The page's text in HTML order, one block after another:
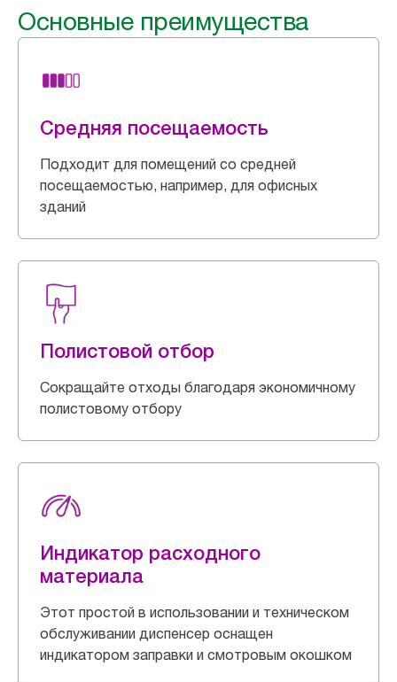
Основные преимущества
Средняя посещаемость
Подходит для помещений со средней
посещаемостью, например, для офисных
зданий
Полистовой отбор
Сокращайте отходы благодаря экономичному
полистовому отбору
Индикатор расходного
материала
Этот простой в использовании и техническом
обслуживании диспенсер оснащен
индикатором заправки и смотровым окошком